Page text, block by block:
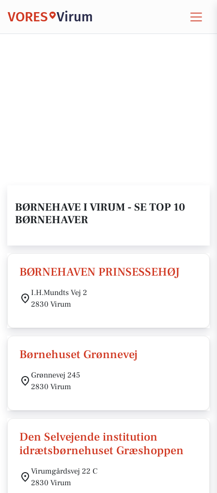
VORES Virum
BØRNEHAVE I VIRUM - SE TOP 10
BØRNEHAVER
BØRNEHAVEN PRINSESSEHØJ
I.H.Mundts Vej 2
2830 Virum
Børnehuset Grønnevej
Grønnevej 245
2830 Virum
Den Selvejende institution
idrætsbørnehuset Græshoppen
Virumgårdsvej 22 C
2830 Virum